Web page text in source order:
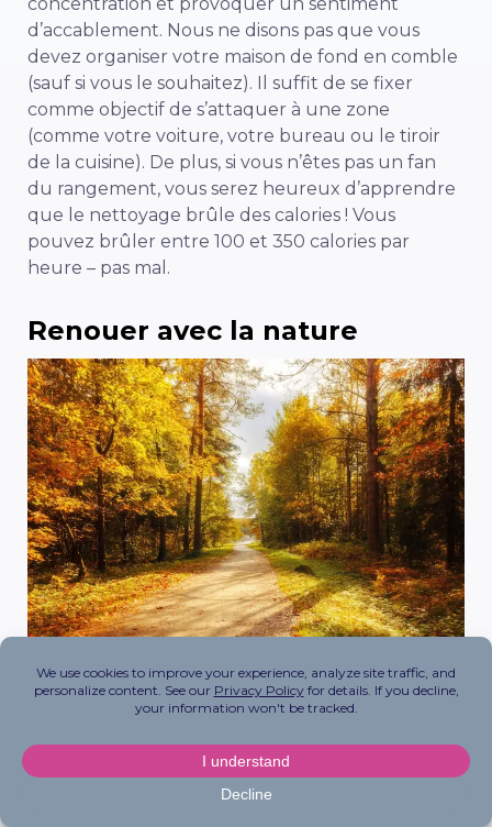
d’accablement. Nous ne disons pas que vous
devez organiser votre maison de fond en comble
(sauf si vous le souhaitez). Il suffit de se fixer
comme objectif de s’attaquer à une zone
(comme votre voiture, votre bureau ou le tiroir
de la cuisine). De plus, si vous n’êtes pas un fan
du rangement, vous serez heureux d’apprendre
que le nettoyage brûle des calories ! Vous
pouvez brûler entre 100 et 350 calories par
heure – pas mal.
Renouer avec la nature
Passer du temps à l’extérieur n’est pas
excellent pour votre esprit. Les recherches
réduire les niveaux de stress